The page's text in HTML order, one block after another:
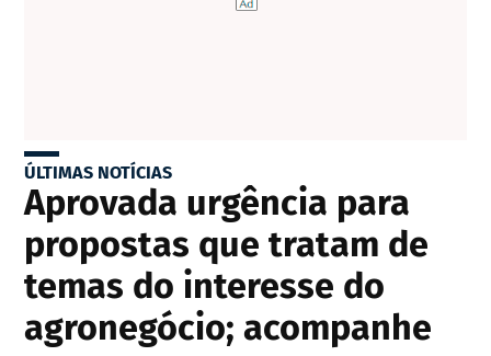
ÚLTIMAS NOTÍCIAS
Aprovada urgência para
propostas que tratam de
temas do interesse do
agronegócio; acompanhe